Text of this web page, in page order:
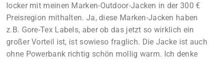
locker mit meinen Marken-Outdoor-Jacken in der 300 €
Preisregion mithalten. Ja, diese Marken-Jacken haben
z.B. Gore-Tex Labels, aber ob das jetzt so wirklich ein
großer Vorteil ist, ist sowieso fraglich. Die Jacke ist auch
ohne Powerbank richtig schön mollig warm. Ich denke